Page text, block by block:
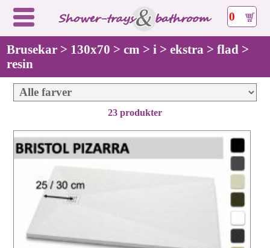
0
Brusekar > 130x70 > cm > i > ekstra > flad >
resin
23 produkter